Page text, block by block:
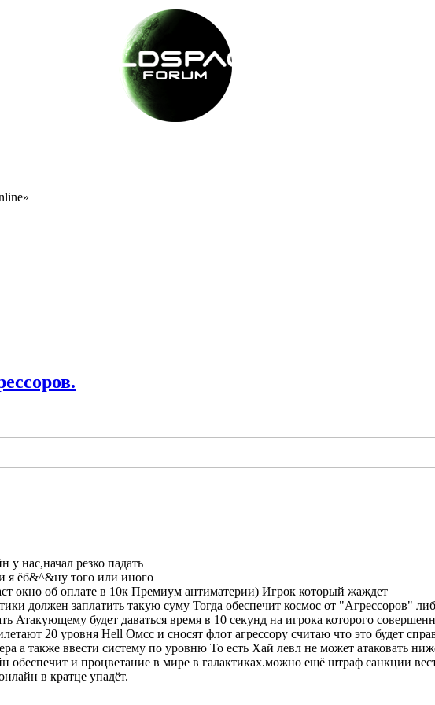
нас,начал резко падать
я ёб&^&ну того или иного
окно об оплате в 10к Премиум антиматерии) Игрок который жаждет
должен заплатить такую суму Тогда обеспечит космос от "Агрессоров"
будет даваться время в 10 секунд на игрока которого
20 уровня Hell Омсс и сносят флот агрессору считаю что это будет
а также ввести систему по уровню То есть Хай левл не может атаковать
обеспечит и процветание в мире в галактиках.можно ещё штраф санкции
в кратце упадёт.